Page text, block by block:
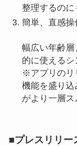
整理するのに
簡単、直感操
幅広い年齢
的に使えるシ
※アプリのリ
機能を盛り
がより一層ス
■プレスリリー